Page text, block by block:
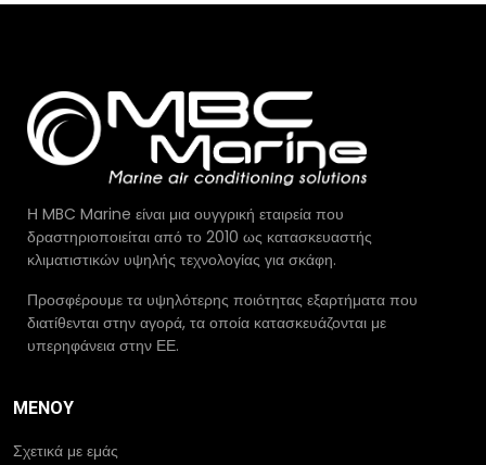
Η MBC Marine είναι μια ουγγρική εταιρεία που
δραστηριοποιείται από το 2010 ως κατασκευαστής
κλιματιστικών υψηλής τεχνολογίας για σκάφη.
Προσφέρουμε τα υψηλότερης ποιότητας εξαρτήματα που
διατίθενται στην αγορά, τα οποία κατασκευάζονται με
υπερηφάνεια στην ΕΕ.
ΜΕΝΟΎ
Σχετικά με εμάς